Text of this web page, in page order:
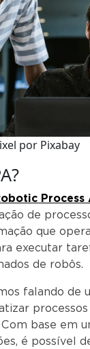
por Pixabay
de
que
executar
de robôs.
falando de
base em
é possível